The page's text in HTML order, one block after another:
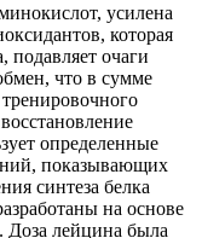
усилена
которая
очаги
что в сумме
определенные
показывающих
синтеза белка
на основе
Доза лейцина была